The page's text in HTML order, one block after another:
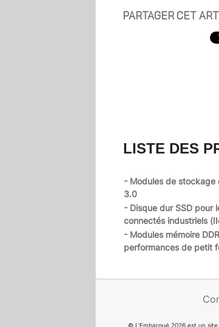
PARTAGER CET
LISTE DES
- Modules de stockage
3.0
- Disque dur SSD pour
connectés industriels
- Modules mémoire
performances de petit
© L'Embarqué 2026 est un site